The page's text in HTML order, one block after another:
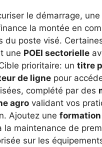
le démarrage, une
la montée en
du poste visé.
une POEI sectorielle
prioritaire: un titre
de ligne pour
complété par des
agro validant vos
Ajoutez une
la maintenance de
sur les